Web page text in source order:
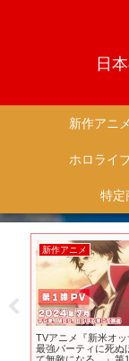
日
新作アニメ
ホロライ
新作アニメ
TVアニメ『新米オッ
最強パーティに死ぬ